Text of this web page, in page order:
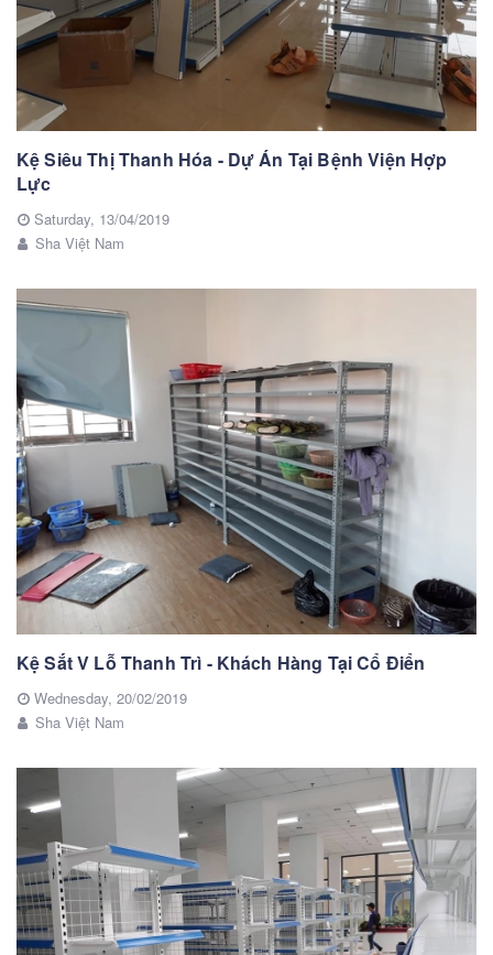
Kệ Siêu Thị Thanh Hóa - Dự Án Tại Bệnh Viện Hợp
Lực
Saturday, 13/04/2019
Sha Việt Nam
Kệ Sắt V Lỗ Thanh Trì - Khách Hàng Tại Cổ Điển
Wednesday, 20/02/2019
Sha Việt Nam